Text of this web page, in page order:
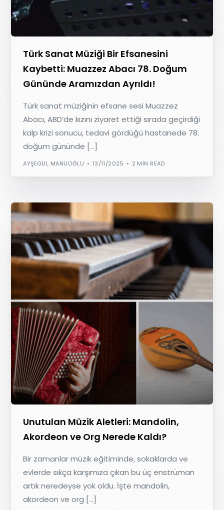
Türk Sanat Müziği Bir Efsanesini
Kaybetti: Muazzez Abacı 78. Doğum
Gününde Aramızdan Ayrıldı!
Türk sanat müziğinin efsane sesi Muazzez
Abacı, ABD’de kızını ziyaret ettiği sırada geçirdiği
kalp krizi sonucu, tedavi gördüğü hastanede 78.
doğum gününde […]
AYŞEGÜL MANUOĞLU 13/11/2025 2 MIN READ
Unutulan Müzik Aletleri: Mandolin,
Akordeon ve Org Nerede Kaldı?
Bir zamanlar müzik eğitiminde, sokaklarda ve
evlerde sıkça karşımıza çıkan bu üç enstrüman
artık neredeyse yok oldu. İşte mandolin,
akordeon ve org […]